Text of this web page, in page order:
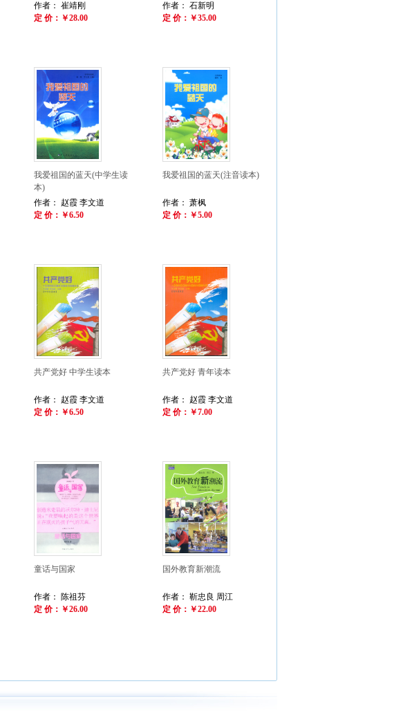
作者： 崔靖刚
定 价：￥28.00
作者： 石新明
定 价：￥35.00
我爱祖国的蓝天(中学生读
本)
作者： 赵霞 李文道
定 价：￥6.50
我爱祖国的蓝天(注音读本)
作者： 萧枫
定 价：￥5.00
共产党好 中学生读本
作者： 赵霞 李文道
定 价：￥6.50
共产党好 青年读本
作者： 赵霞 李文道
定 价：￥7.00
童话与国家
作者： 陈祖芬
定 价：￥26.00
国外教育新潮流
作者： 靳忠良 周江
定 价：￥22.00